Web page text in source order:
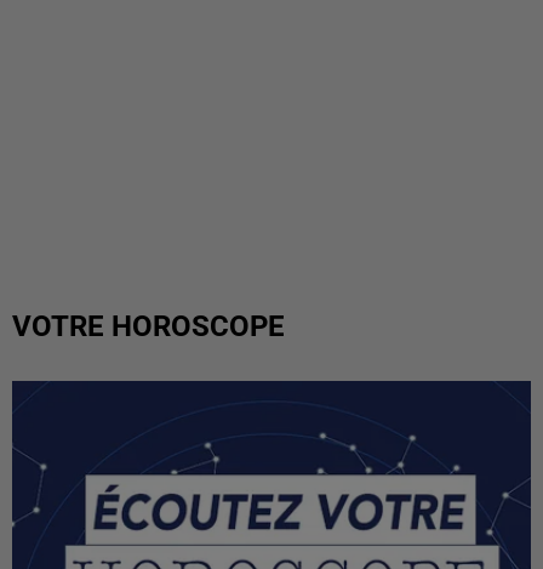
VOTRE HOROSCOPE